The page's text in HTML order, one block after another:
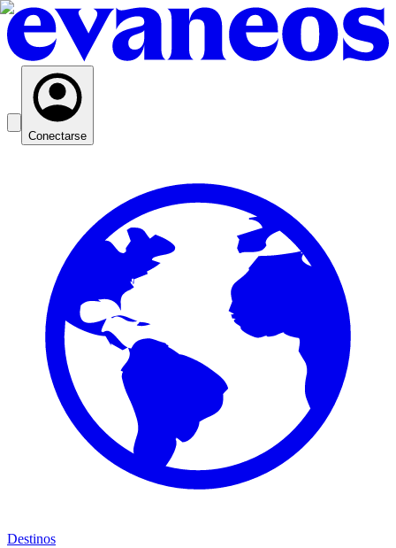
Conectarse
Destinos